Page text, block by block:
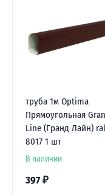
труба 1м Optima
Прямоугольная
Line (Гранд Лайн) ral
8017 1 шт
В наличии
397 ₽